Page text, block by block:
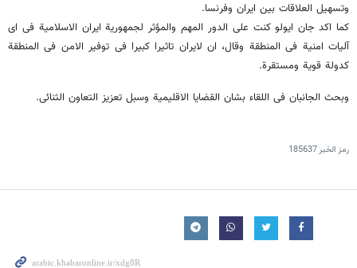
وتسهیل العلاقات بین ایران وفرنسا.
کما اکد جان ایولو کنت علی الدور المهم والمؤثر لجمهوریة ایران الاسلامیة فی ای
آلیات امنیة فی المنطقة وقال، ان لایران تاثیرا کبیرا فی توفیر الامن فی المنطقة
کدولة قویة ومستقرة.
وبحث الجانبان فی اللقاء بشان القضایا الاقلیمیة وسبل تعزیز التعاون الثنائی.
رمز الخبر185637